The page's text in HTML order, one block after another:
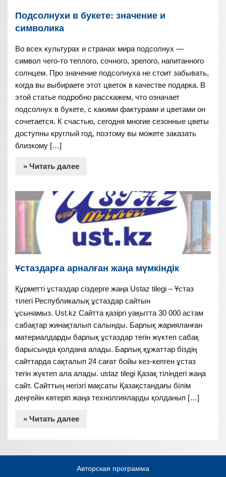
Подсолнухи в букете: значение и
символика
Во всех культурах и странах мира подсолнух —
символ чего-то теплого, сочного, зрелого, напитанного
солнцем. Про значение подсолнуха не стоит забывать,
когда вы выбираете этот цветок в качестве подарка. В
этой статье подробно расскажем, что означает
подсолнух в букете, с какими фактурами и цветами он
сочетается. К счастью, сегодня многие сезонные цветы
доступны круглый год, поэтому вы можете заказать
близкому […]
» Читать далее
Ұстаздарға арналған жаңа мүмкіндік
Құрметті ұстаздар сіздерге жаңа Ustaz tilegi – Ұстаз
тілегі Республикалық ұстаздар сайтын
ұсынамыз. Ust.kz Сайтта қазіргі уақытта 30 000 астам
сабақтар жинақталып салынды. Барлық жарияланған
материалдарды барлық ұстаздар тегін жүктеп сабақ
барысында қолдана алады. Барлық құжаттар біздің
сайттарда сақталып 24 сағат бойы кез-келген ұстаз
тегін жүктеп ала алады. ustaz tilegi Қазақ тіліндегі жаңа
сайт. Сайттың негізгі мақсаты Қазақстандағы білім
деңгейін көтеріп жаңа технолгияларды қолданып […]
» Читать далее
Авторская программа